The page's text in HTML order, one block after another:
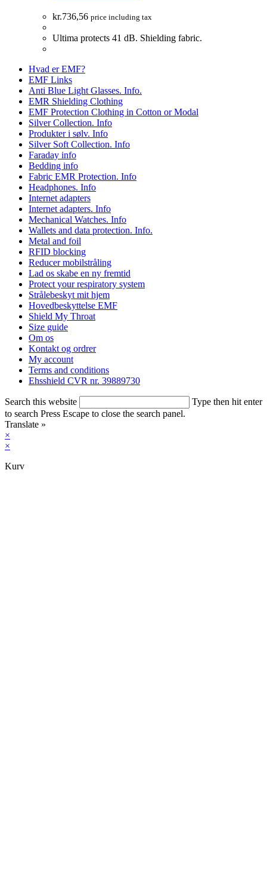
kr.736,56 price including tax
Ultima protects 41 dB. Shielding fabric.
Hvad er EMF?
EMF Links
Anti Blue Light Glasses. Info.
EMR Shielding Clothing
EMF Protection Clothing in Cotton or Modal
Silver Collection. Info
Produkter i sølv. Info
Silver Soft Collection. Info
Faraday info
Bedding info
Fabric EMR Protection. Info
Headphones. Info
Internet adapters
Internet adapters. Info
Mechanical Watches. Info
Wallets and data protection. Info.
Metal and foil
RFID blocking
Reducer mobilstråling
Lad os skabe en ny fremtid
Protect your respiratory system
Strålebeskyt mit hjem
Hovedbeskyttelse EMF
Shield My Throat
Size guide
Om os
Kontakt og ordrer
My account
Terms and conditions
Ehsshield CVR nr. 39889730​
Search this website
Type then hit enter
to search Press Escape to close the search panel.
Translate »
×
×
Kurv